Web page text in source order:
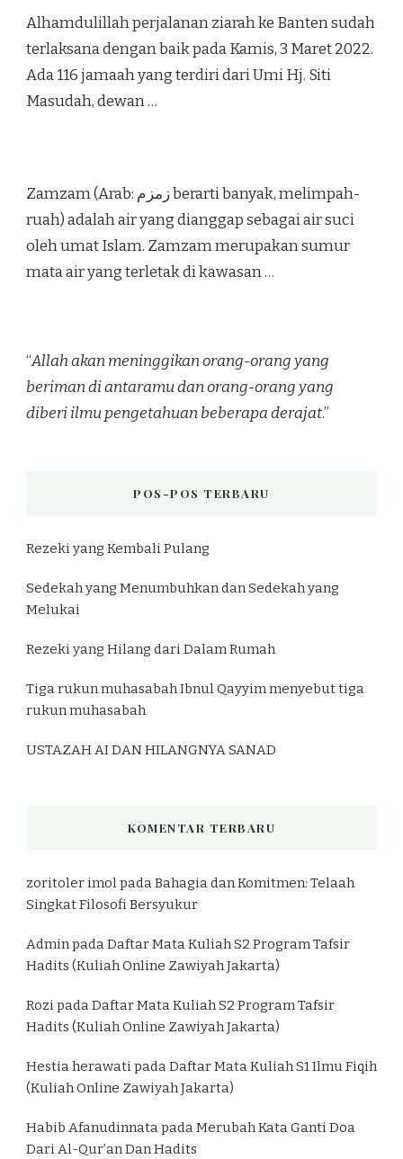
Alhamdulillah perjalanan ziarah ke Banten sudah
terlaksana dengan baik pada Kamis, 3 Maret 2022.
Ada 116 jamaah yang terdiri dari Umi Hj. Siti
Masudah, dewan …
Zamzam (Arab: زمزم‎ berarti banyak, melimpah-
ruah) adalah air yang dianggap sebagai air suci
oleh umat Islam. Zamzam merupakan sumur
mata air yang terletak di kawasan …
“Allah akan meninggikan orang-orang yang
beriman di antaramu dan orang-orang yang
diberi ilmu pengetahuan beberapa derajat.”
POS-POS TERBARU
Rezeki yang Kembali Pulang
Sedekah yang Menumbuhkan dan Sedekah yang
Melukai
Rezeki yang Hilang dari Dalam Rumah
Tiga rukun muhasabah Ibnul Qayyim menyebut tiga
rukun muhasabah
USTAZAH AI DAN HILANGNYA SANAD
KOMENTAR TERBARU
zoritoler imolpadaBahagia dan Komitmen: Telaah
Singkat Filosofi Bersyukur
AdminpadaDaftar Mata Kuliah S2 Program Tafsir
Hadits (Kuliah Online Zawiyah Jakarta)
RozipadaDaftar Mata Kuliah S2 Program Tafsir
Hadits (Kuliah Online Zawiyah Jakarta)
Hestia herawatipadaDaftar Mata Kuliah S1 Ilmu Fiqih
(Kuliah Online Zawiyah Jakarta)
Habib AfanudinnatapadaMerubah Kata Ganti Doa
Dari Al-Qur’an Dan Hadits